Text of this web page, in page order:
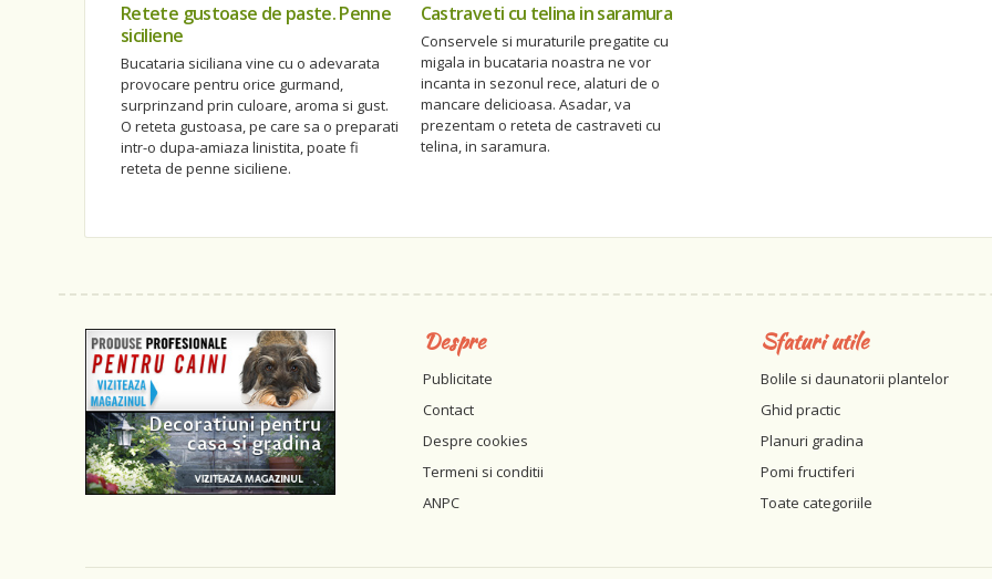
Retete gustoase de paste. Penne
siciliene
Bucataria siciliana vine cu o adevarata
provocare pentru orice gurmand,
surprinzand prin culoare, aroma si gust.
O reteta gustoasa, pe care sa o preparati
intr-o dupa-amiaza linistita, poate fi
reteta de penne siciliene.
Castraveti cu telina in saramura
Conservele si muraturile pregatite cu
migala in bucataria noastra ne vor
incanta in sezonul rece, alaturi de o
mancare delicioasa. Asadar, va
prezentam o reteta de castraveti cu
telina, in saramura.
Despre
Publicitate
Contact
Despre cookies
Termeni si conditii
ANPC
Sfaturi utile
Bolile si daunatorii plantelor
Ghid practic
Planuri gradina
Pomi fructiferi
Toate categoriile